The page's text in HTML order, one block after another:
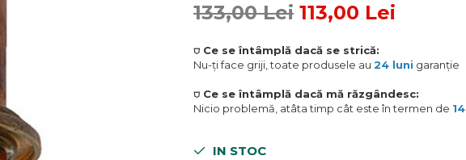
133,00 Lei 113,00 Lei
⛉ Ce se întâmplă dacă se strică:
Nu-ți face griji, toate produsele au 24 luni garanție
⛉ Ce se întâmplă dacă mă răzgândesc:
Nicio problemă, atâta timp cât este în termen de
IN STOC